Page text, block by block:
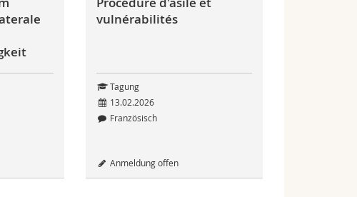
vulnérabilités
Tagung
13.02.2026
Französisch
Anmeldung offen